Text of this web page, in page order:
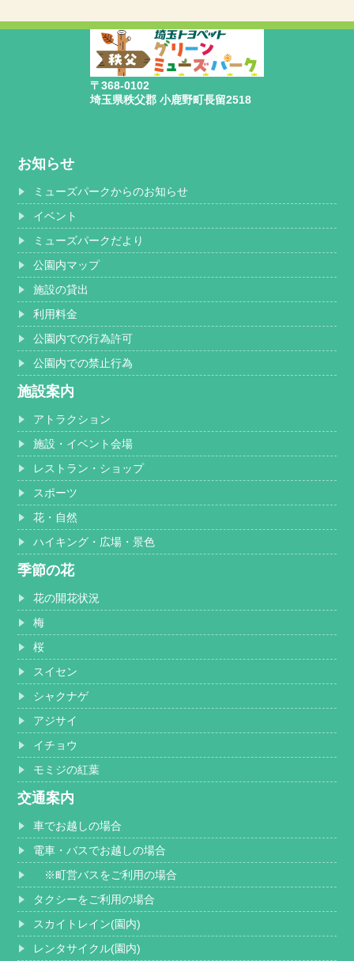
〒368-0102
埼玉県秩父郡 小鹿野町長留2518
お知らせ
ミューズパークからのお知らせ
イベント
ミューズパークだより
公園内マップ
施設の貸出
利用料金
公園内での行為許可
公園内での禁止行為
施設案内
アトラクション
施設・イベント会場
レストラン・ショップ
スポーツ
花・自然
ハイキング・広場・景色
季節の花
花の開花状況
梅
桜
スイセン
シャクナゲ
アジサイ
イチョウ
モミジの紅葉
交通案内
車でお越しの場合
電車・バスでお越しの場合
※町営バスをご利用の場合
タクシーをご利用の場合
スカイトレイン(園内)
レンタサイクル(園内)